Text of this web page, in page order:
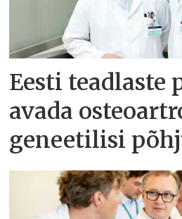
Eesti teadlaste
avada
geneetilisi